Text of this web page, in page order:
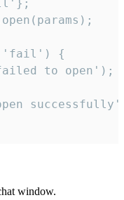
'fail') {
to open');
window.